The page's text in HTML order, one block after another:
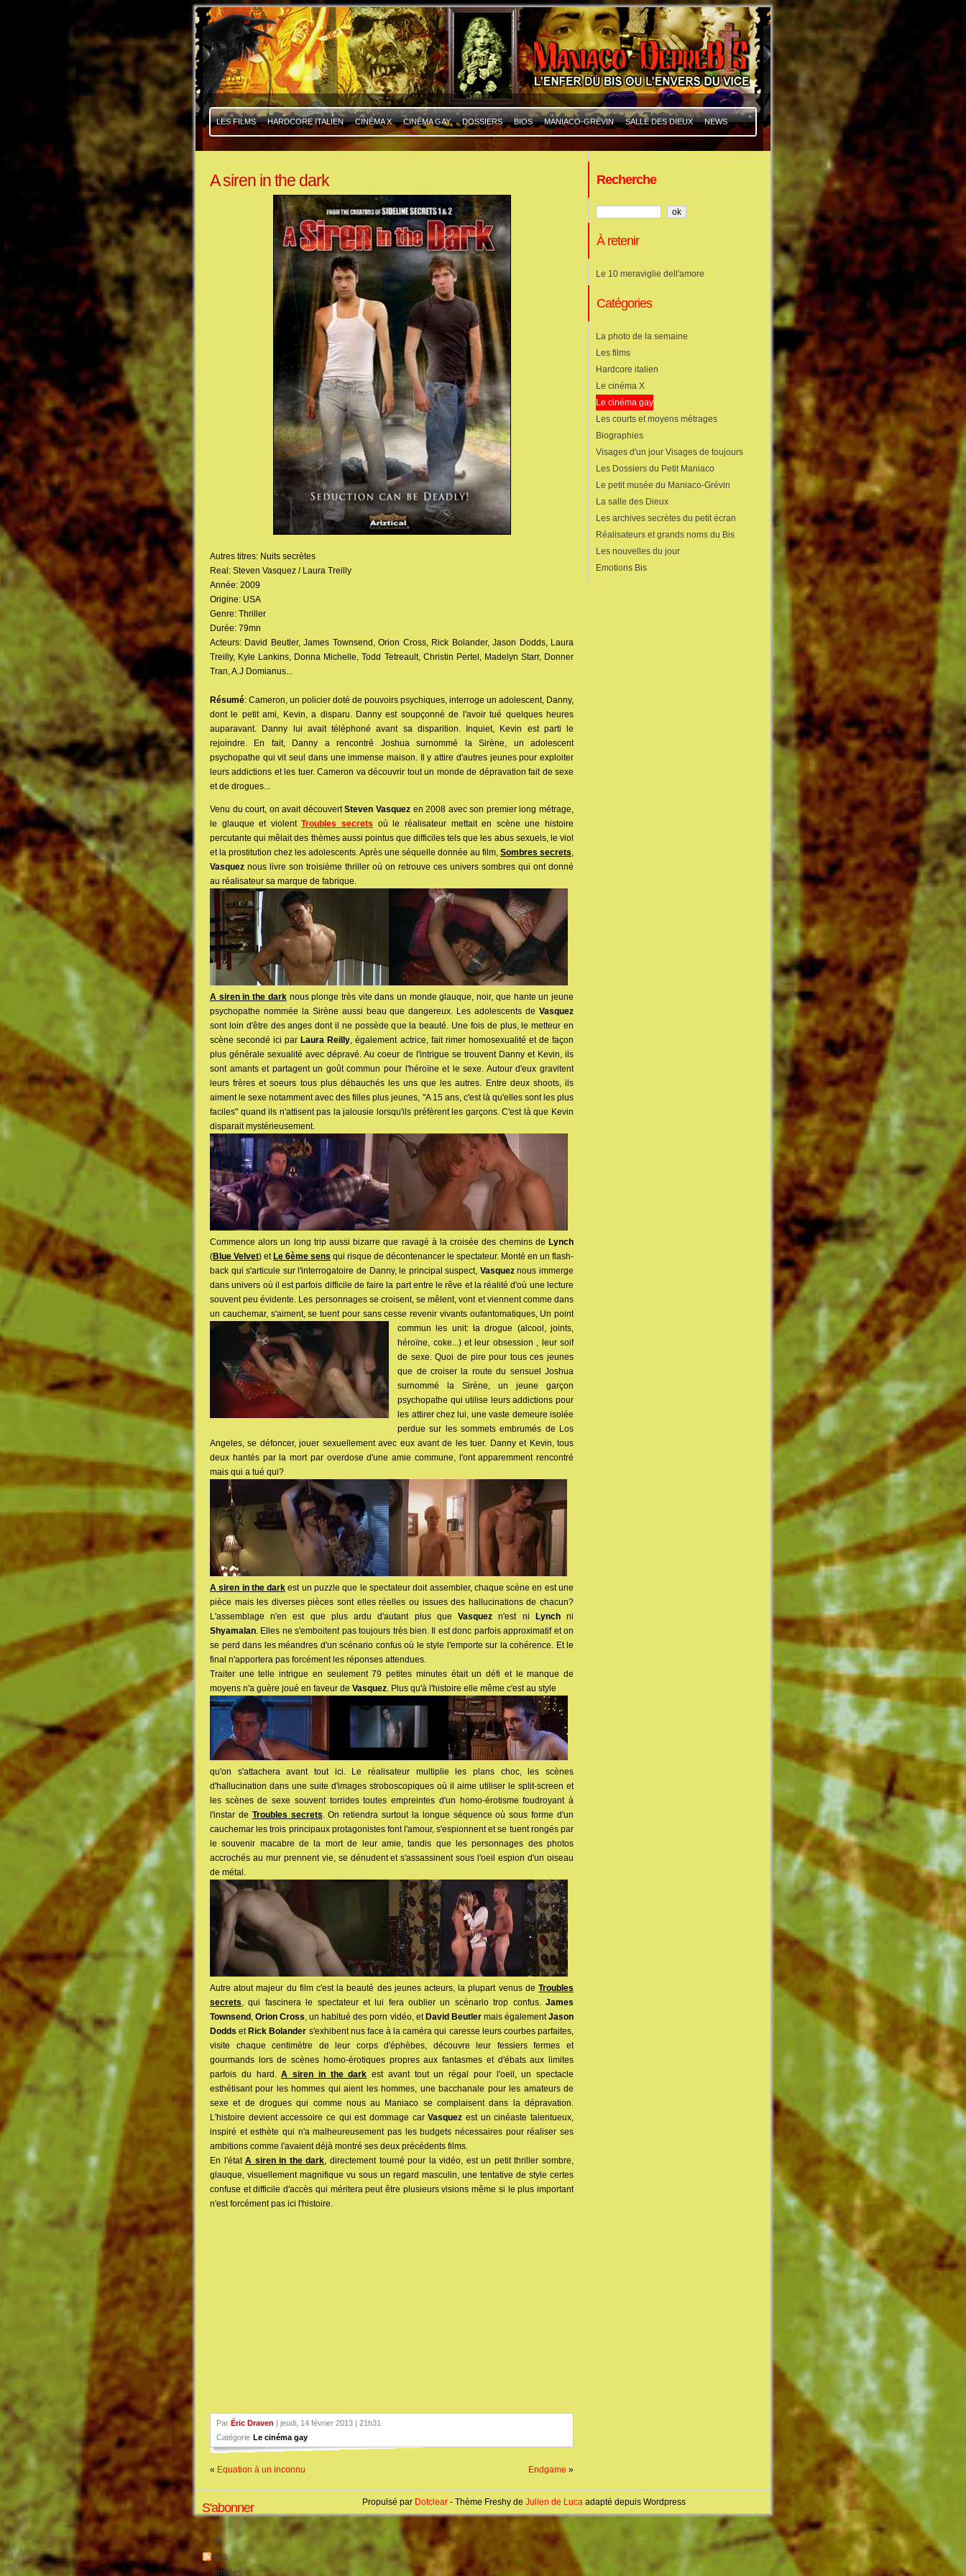
LES FILMS HARDCORE ITALIEN CINÉMA X CINÉMA GAY DOSSIERS BIOS MANIACO-GRÉVIN SALLE DES DIEUX NEWS
A siren in the dark
Autres titres: Nuits secrètes
Real: Steven Vasquez / Laura Treilly
Année: 2009
Origine: USA
Genre: Thriller
Durée: 79mn
Acteurs: David Beutler, James Townsend, Orion Cross, Rick Bolander, Jason Dodds, Laura
Treilly, Kyle Lankins, Donna Michelle, Todd Tetreault, Christin Pertel, Madelyn Starr, Donner
Tran, A.J Domianus...
Résumé: Cameron, un policier doté de pouvoirs psychiques, interroge un adolescent, Danny,
dont le petit ami, Kevin, a disparu. Danny est soupçonné de l'avoir tué quelques heures
auparavant. Danny lui avait téléphoné avant sa disparition. Inquiet, Kevin est parti le
rejoindre. En fait, Danny a rencontré Joshua surnommé la Sirène, un adolescent
psychopathe qui vit seul dans une immense maison. Il y attire d'autres jeunes pour exploiter
leurs addictions et les tuer. Cameron va découvrir tout un monde de dépravation fait de sexe
et de drogues...
Venu du court, on avait découvertSteven Vasquez en 2008 avec son premier long métrage,
le glauque et violentTroubles secrets où le réalisateur mettait en scène une histoire
percutante qui mêlait des thèmes aussi pointus que difficiles tels que les abus sexuels, le viol
et la prostitution chez les adolescents. Après une séquelle donnée au film, Sombres secrets,
Vasquez nous livre son troisième thriller où on retrouve ces univers sombres qui ont donné
au réalisateur sa marque de fabrique.
A siren in the darknous plonge très vite dans un monde glauque, noir, que hante un jeune
psychopathe nommée la Sirène aussi beau que dangereux. Les adolescents de Vasquez
sont loin d'être des anges dont il ne possède que la beauté. Une fois de plus, le metteur en
scène secondé ici par Laura Reilly, également actrice, fait rimer homosexualité et de façon
plus générale sexualité avec dépravé. Au coeur de l'intrigue se trouvent Danny et Kevin, ils
sont amants et partagent un goût commun pour l'héroïne et le sexe. Autour d'eux gravitent
leurs frères et soeurs tous plus débauchés les uns que les autres. Entre deux shoots, ils
aiment le sexe notamment avec des filles plus jeunes, "A 15 ans, c'est là qu'elles sont les plus
faciles" quand ils n'attisent pas la jalousie lorsqu'ils préfèrent les garçons. C'est là que Kevin
disparait mystérieusement.
Commence alors un long trip aussi bizarre que ravagé à la croisée des chemins de Lynch
(Blue Velvet) et Le 6ème sens qui risque de décontenancer le spectateur. Monté en un flash-
back qui s'articule sur l'interrogatoire de Danny, le principal suspect, Vasqueznous immerge
dans univers où il est parfois difficile de faire la part entre le rêve et la réalité d'où une lecture
souvent peu évidente. Les personnages se croisent, se mêlent, vont et viennent comme dans
un cauchemar, s'aiment, se tuent pour sans cesse revenir vivants oufantomatiques, Un point
commun les unit: la drogue (alcool, joints,
héroïne, coke...) et leur obsession , leur soif
de sexe. Quoi de pire pour tous ces jeunes
que de croiser la route du sensuel Joshua
surnommé la Sirène, un jeune garçon
psychopathe qui utilise leurs addictions pour
les attirer chez lui, une vaste demeure isolée
perdue sur les sommets embrumés de Los
Angeles, se défoncer, jouer sexuellement avec eux avant de les tuer. Danny et Kevin, tous
deux hantés par la mort par overdose d'une amie commune, l'ont apparemment rencontré
mais qui a tué qui?
A siren in the dark est un puzzle que le spectateur doit assembler, chaque scène en est une
pièce mais les diverses pièces sont elles réelles ou issues des hallucinations de chacun?
L'assemblage n'en est que plus ardu d'autant plus queVasquez n'est ni Lynchni
Shyamalan. Elles ne s'emboitent pas toujours très bien. Il est donc parfois approximatif et on
se perd dans les méandres d'un scénario confus où le style l'emporte sur la cohérence. Et le
final n'apportera pas forcément les réponses attendues.
Traiter une telle intrigue en seulement 79 petites minutes était un défi et le manque de
moyens n'a guère joué en faveur de Vasquez. Plus qu'à l'histoire elle même c'est au style
qu'on s'attachera avant tout ici. Le réalisateur multiplie les plans choc, les scènes
d'hallucination dans une suite d'images stroboscopiques où il aime utiliser le split-screen et
les scènes de sexe souvent torrides toutes empreintes d'un homo-érotisme foudroyant à
l'instar de Troubles secrets. On retiendra surtout la longue séquence où sous forme d'un
cauchemar les trois principaux protagonistes font l'amour, s'espionnent et se tuent rongés par
le souvenir macabre de la mort de leur amie, tandis que les personnages des photos
accrochés au mur prennent vie, se dénudent et s'assassinent sous l'oeil espion d'un oiseau
de métal.
Autre atout majeur du film c'est la beauté des jeunes acteurs, la plupart venus de Troubles
secrets, qui fascinera le spectateur et lui fera oublier un scénario trop confus.James
Townsend ,Orion Cross, un habitué des porn vidéo, et David Beutlermais égalementJason
Dodds et Rick Bolander s'exhibent nus face à la caméra qui caresse leurs courbes parfaites,
visite chaque centimètre de leur corps d'éphèbes, découvre leur fessiers fermes et
gourmands lors de scènes homo-érotiques propres aux fantasmes et d'ébats aux limites
parfois du hard.A siren in the dark est avant tout un régal pour l'oeil, un spectacle
esthétisant pour les hommes qui aient les hommes, une bacchanale pour les amateurs de
sexe et de drogues qui comme nous au Maniaco se complaisent dans la dépravation.
L'histoire devient accessoire ce qui est dommage carVasquez est un cinéaste talentueux,
inspiré et esthète qui n'a malheureusement pas les budgets nécessaires pour réaliser ses
ambitions comme l'avaient déjà montré ses deux précédents films.
En l'étatA siren in the dark, directement tourné pour la vidéo, est un petit thriller sombre,
glauque, visuellement magnifique vu sous un regard masculin, une tentative de style certes
confuse et difficile d'accès qui méritera peut être plusieurs visions même si le plus important
n'est forcément pas ici l'histoire.
Par Éric Draven | jeudi, 14 février 2013 | 21h31
Catégorie Le cinéma gay
« Equation à un inconnu Endgame »
Recherche
À retenir
Le 10 meraviglie dell'amore
Catégories
La photo de la semaine
Les films
Hardcore italien
Le cinéma X
Le cinéma gay
Les courts et moyens métrages
Biographies
Visages d'un jour Visages de toujours
Les Dossiers du Petit Maniaco
Le petit musée du Maniaco-Grévin
La salle des Dieux
Les archives secrètes du petit écran
Réalisateurs et grands noms du Bis
Les nouvelles du jour
Emotions Bis
S'abonner
Fil
des
entrées
Propulsé par Dotclear - Thème Freshy de Julien de Luca adapté depuis Wordpress